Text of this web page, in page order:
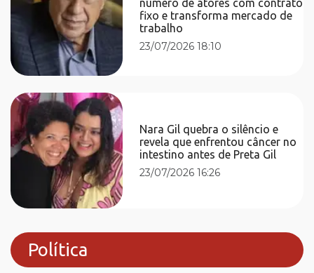
fixo e transforma mercado de
trabalho
23/07/2026 18:10
Nara Gil quebra o silêncio e
revela que enfrentou câncer no
intestino antes de Preta Gil
23/07/2026 16:26
Política